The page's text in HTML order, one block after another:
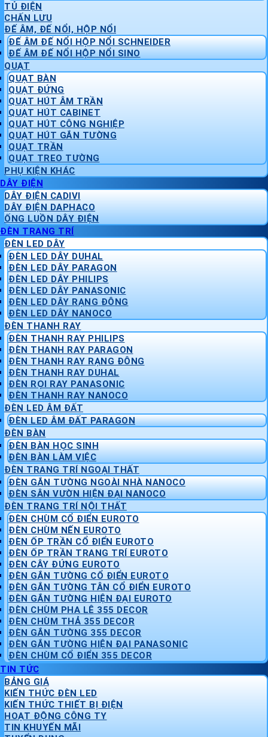
TỦ ĐIỆN
CHẤN LƯU
ĐẾ ÂM, ĐẾ NỔI, HỘP NỔI
ĐẾ ÂM ĐẾ NỔI HỘP NỔI SCHNEIDER
ĐẾ ÂM ĐẾ NỔI HỘP NỔI SINO
QUẠT
QUẠT BÀN
QUẠT ĐỨNG
QUẠT HÚT ÂM TRẦN
QUẠT HÚT CABINET
QUẠT HÚT CÔNG NGHIỆP
QUẠT HÚT GẮN TƯỜNG
QUẠT TRẦN
QUẠT TREO TƯỜNG
PHỤ KIỆN KHÁC
DÂY ĐIỆN
DÂY ĐIỆN CADIVI
DÂY ĐIỆN DAPHACO
ỐNG LUỒN DÂY ĐIỆN
ĐÈN TRANG TRÍ
ĐÈN LED DÂY
ĐÈN LED DÂY DUHAL
ĐÈN LED DÂY PARAGON
ĐÈN LED DÂY PHILIPS
ĐÈN LED DÂY PANASONIC
ĐÈN LED DÂY RẠNG ĐÔNG
ĐÈN LED DÂY NANOCO
ĐÈN THANH RAY
ĐÈN THANH RAY PHILIPS
ĐÈN THANH RAY PARAGON
ĐÈN THANH RAY RẠNG ĐÔNG
ĐÈN THANH RAY DUHAL
ĐÈN RỌI RAY PANASONIC
ĐÈN THANH RAY NANOCO
ĐÈN LED ÂM ĐẤT
ĐÈN LED ÂM ĐẤT PARAGON
ĐÈN BÀN
ĐÈN BÀN HỌC SINH
ĐÈN BÀN LÀM VIỆC
ĐÈN TRANG TRÍ NGOẠI THẤT
ĐÈN GẮN TƯỜNG NGOÀI NHÀ NANOCO
ĐÈN SÂN VƯỜN HIỆN ĐẠI NANOCO
ĐÈN TRANG TRÍ NỘI THẤT
ĐÈN CHÙM CỔ ĐIỂN EUROTO
ĐÈN CHÙM NẾN EUROTO
ĐÈN ỐP TRẦN CỔ ĐIỂN EUROTO
ĐÈN ỐP TRẦN TRANG TRÍ EUROTO
ĐÈN CÂY ĐỨNG EUROTO
ĐÈN GẮN TƯỜNG CỔ ĐIỂN EUROTO
ĐÈN GẮN TƯỜNG TÂN CỔ ĐIỂN EUROTO
ĐÈN GẮN TƯỜNG HIỆN ĐẠI EUROTO
ĐÈN CHÙM PHA LÊ 355 DECOR
ĐÈN CHÙM THẢ 355 DECOR
ĐÈN GẮN TƯỜNG 355 DECOR
ĐÈN GẮN TƯỜNG HIỆN ĐẠI PANASONIC
ĐÈN CHÙM CỔ ĐIỂN 355 DECOR
TIN TỨC
BẢNG GIÁ
KIẾN THỨC ĐÈN LED
KIẾN THỨC THIẾT BỊ ĐIỆN
HOẠT ĐỘNG CÔNG TY
TIN KHUYẾN MÃI